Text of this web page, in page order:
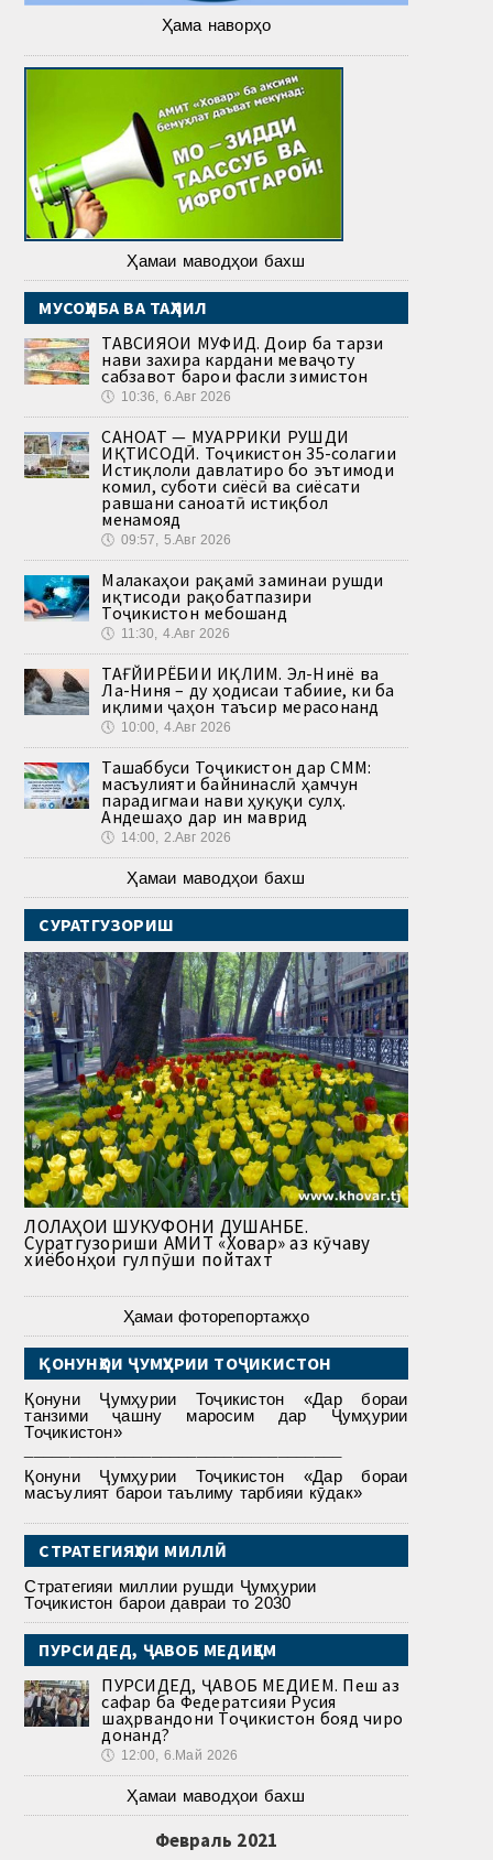
Ҳама наворҳо
Ҳамаи маводҳои бахш
МУСОҲИБА ВА ТАҲЛИЛ
ТАВСИЯҲОИ МУФИД. Доир ба тарзи
нави захира кардани меваҷоту
сабзавот барои фасли зимистон
🕔 10:36, 6.Авг 2026
САНОАТ — МУҲАРРИКИ РУШДИ
ИҚТИСОДӢ. Тоҷикистон 35-солагии
Истиқлоли давлатиро бо эътимоди
комил, суботи сиёсӣ ва сиёсати
равшани саноатӣ истиқбол
менамояд
🕔 09:57, 5.Авг 2026
Малакаҳои рақамӣ заминаи рушди
иқтисоди рақобатпазири
Тоҷикистон мебошанд
🕔 11:30, 4.Авг 2026
ТАҒЙИРЁБИИ ИҚЛИМ. Эл-Нинё ва
Ла-Ниня – ду ҳодисаи табиие, ки ба
иқлими ҷаҳон таъсир мерасонанд
🕔 10:00, 4.Авг 2026
Ташаббуси Тоҷикистон дар СММ:
масъулияти байнинаслӣ ҳамчун
парадигмаи нави ҳуқуқи сулҳ.
Андешаҳо дар ин маврид
🕔 14:00, 2.Авг 2026
Ҳамаи маводҳои бахш
СУРАТГУЗОРИШ
ЛОЛАҲОИ ШУКУФОНИ ДУШАНБЕ.
Суратгузориши АМИТ «Ховар» аз кӯчаву
хиёбонҳои гулпӯши пойтахт
Ҳамаи фоторепортажҳо
ҚОНУНҲОИ ҶУМҲУРИИ ТОҶИКИСТОН
Қонуни Ҷумҳурии Тоҷикистон «Дар бораи
танзими ҷашну маросим дар Ҷумҳурии
Тоҷикистон»
Қонуни Ҷумҳурии Тоҷикистон «Дар бораи
масъулият барои таълиму тарбияи кӯдак»
СТРАТЕГИЯҲОИ МИЛЛӢ
Стратегияи миллии рушди Ҷумҳурии
Тоҷикистон барои давраи то 2030
ПУРСИДЕД, ҶАВОБ МЕДИҲЕМ
ПУРСИДЕД, ҶАВОБ МЕДИҲЕМ. Пеш аз
сафар ба Федератсияи Русия
шаҳрвандони Тоҷикистон бояд чиро
донанд?
🕔 12:00, 6.Май 2026
Ҳамаи маводҳои бахш
Февраль 2021